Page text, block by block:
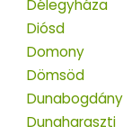
Délegyháza
Diósd
Domony
Dömsöd
Dunabogdány
Dunaharaszti